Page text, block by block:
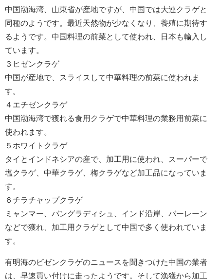
中国渤海湾、山東省が産地ですが、中国では大連クラゲと
同種のようです。最近天然物が少なくなり、養殖に期待す
るようです。中国料理の前菜として使われ、日本も輸入し
ています。
３ヒゼンクラゲ
中国が産地で、スライスして中華料理の前菜に使われま
す。
４エチゼンクラゲ
中国渤海湾で獲れる食用クラゲで中華料理の業務用前菜に
使われます。
５ホワイトクラゲ
タイとインドネシアの産で、加工用に使われ、スーパーで
塩クラゲ、中華クラゲ、梅クラゲなど加工品になっていま
す。
６チラチャップクラゲ
ミャンマー、バングラディシュ、インド沿岸、バーレーン
などで獲れ、加工用クラゲとして中国で多く使われていま
す。
有明海のビゼンクラゲのニュースを聞きつけた中国の業者
は、早速買い付けに走ったようです。そして漁獲から加工